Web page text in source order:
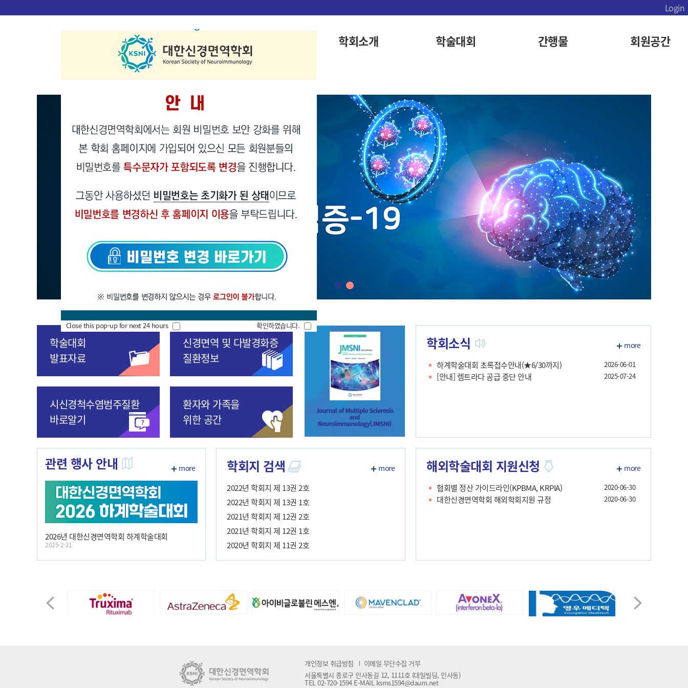
학회소개 학술대회 간행물 회원공간
Login
학술대회
발표자료
신경면역 및 다발경화증
질환정보
시신경척수염범주질환
바로알기
환자와 가족을
위한 공간
학회소식
하계학술대회 초록접수안내(★6/30까지) 2026-06-01
[안내] 렘트라다 공급 중단 안내 2025-07-24
more
관련 행사 안내
2026년 대한신경면역학회 하계학술대회
2025-2-21
more 학회지 검색
2022년 학회지 제 13권 2호
2022년 학회지 제 13권 1호
2021년 학회지 제 12권 2호
2021년 학회지 제 12권 1호
2020년 학회지 제 11권 2호
2020년 학회지 제 11권 1호
more 해외학술대회 지원신청
협회별 정산 가이드라인(KPBMA, KRPIA) 2020-06-30
대한신경면역학회 해외학회지원 규정 2020-06-30
more
Close this pop-up for next 24 hours 확인하였습니다.
개인정보 취급방침
이메일 무단수집 거부
서울특별시 종로구 인사동길 12, 1111호 (대일빌딩, 인사동)
TEL 02-720-1594 E-MAIL ksms1594@daum.net